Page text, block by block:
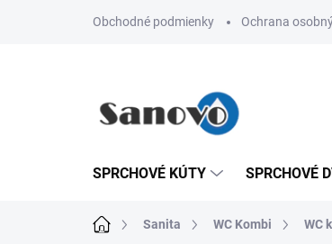
Obchodné podmienky Ochrana
SPRCHOVÉ KÚTY SPRCHOVÉ
DomovSanita WC Kombi WC